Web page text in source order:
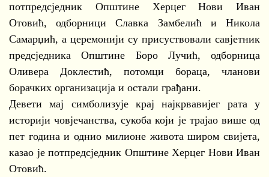
потпредсједник Општине Херцег Нови Иван
Отовић, одборници Славка Замбелић и Никола
Самарџић, а церемонији су присуствовали савјетник
предсједника Општине Боро Лучић, одборница
Оливера Доклестић, потомци бораца, чланови
борачких организација и остали грађани.
Девети мај симболизује крај најкрвавијег рата у
историји човјечанства, сукоба који је трајао више од
пет година и однио милионе живота широм свијета,
казао је потпредсједник Општине Херцег Нови Иван
Отовић.